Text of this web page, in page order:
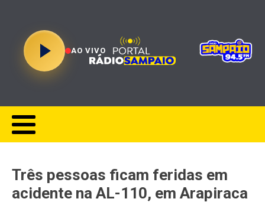
AO VIVO
Três pessoas ficam feridas em
acidente na AL-110, em Arapiraca